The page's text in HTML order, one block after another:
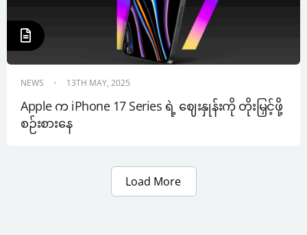
NEWS 13TH MAY, 2025
Apple က iPhone 17 Series ရဲ့ ဈေးနှုန်းကို တိုးမြှင့်ဖို့
စဉ်းစားနေ
Load More